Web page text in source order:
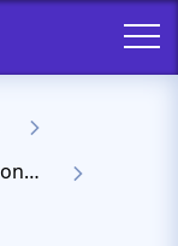
MotoCMS 3 Vorlagen - Responsive Templates für Website